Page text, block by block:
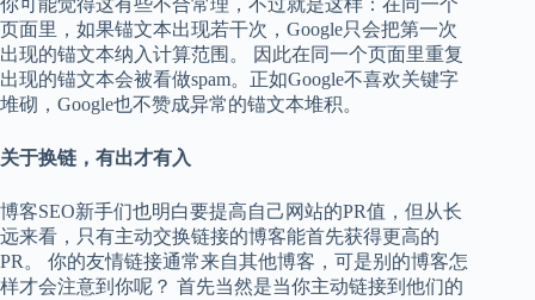
你可能觉得这有些不合常理，不过就是这样：在同一个
页面里，如果锚文本出现若干次，Google只会把第一次
出现的锚文本纳入计算范围。 因此在同一个页面里重复
出现的锚文本会被看做spam。正如Google不喜欢关键字
堆砌，Google也不赞成异常的锚文本堆积。
关于换链，有出才有入
博客SEO新手们也明白要提高自己网站的PR值，但从长
远来看，只有主动交换链接的博客能首先获得更高的
PR。 你的友情链接通常来自其他博客，可是别的博客怎
样才会注意到你呢？ 首先当然是当你主动链接到他们的